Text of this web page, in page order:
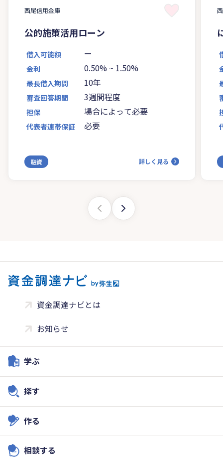
西尾信用金庫
公的施策活用ローン
借入可能額 ー
金利 0.50% ~ 1.50%
最長借入期間 10年
審査回答期間 3週間程度
担保 場合によって必要
代表者連帯保証 必要
融資 詳しく見る
資金調達ナビとは
お知らせ
学ぶ
探す
作る
相談する